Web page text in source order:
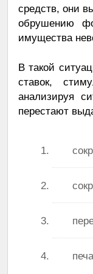
средств, они
обрушению
имущества
В такой
ставок,
анализируя
перестают